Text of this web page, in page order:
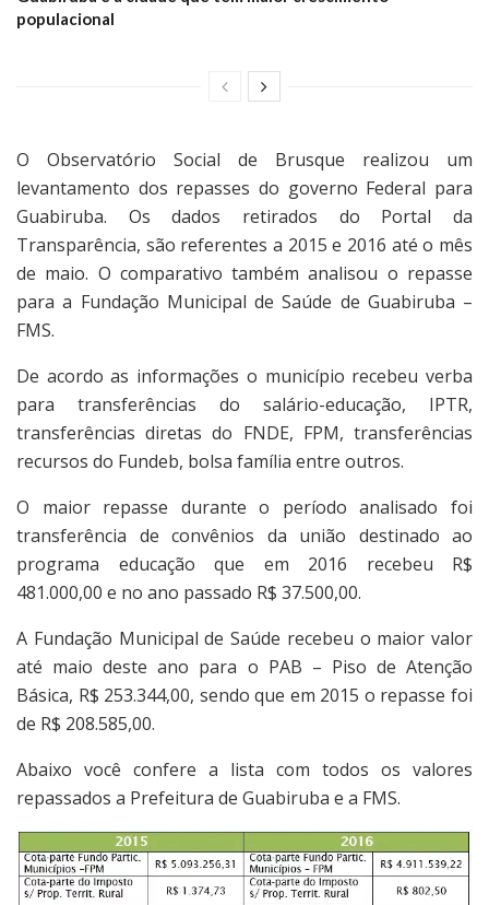
populacional
O Observatório Social de Brusque realizou um
levantamento dos repasses do governo Federal para
Guabiruba. Os dados retirados do Portal da
Transparência, são referentes a 2015 e 2016 até o mês
de maio. O comparativo também analisou o repasse
para a Fundação Municipal de Saúde de Guabiruba –
FMS.
De acordo as informações o município recebeu verba
para transferências do salário-educação, IPTR,
transferências diretas do FNDE, FPM, transferências
recursos do Fundeb, bolsa família entre outros.
O maior repasse durante o período analisado foi
transferência de convênios da união destinado ao
programa educação que em 2016 recebeu R$
481.000,00 e no ano passado R$ 37.500,00.
A Fundação Municipal de Saúde recebeu o maior valor
até maio deste ano para o PAB – Piso de Atenção
Básica, R$ 253.344,00, sendo que em 2015 o repasse foi
de R$ 208.585,00.
Abaixo você confere a lista com todos os valores
repassados a Prefeitura de Guabiruba e a FMS.